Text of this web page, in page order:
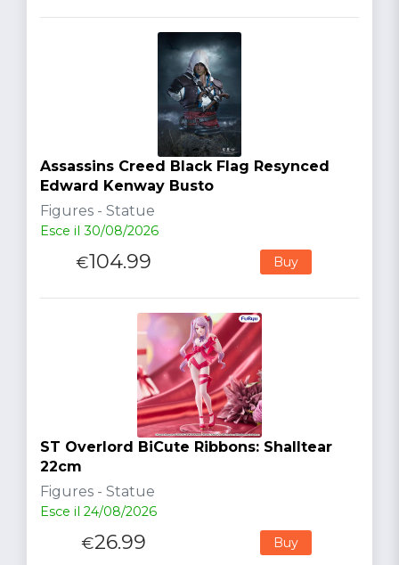
Assassins Creed Black Flag Resynced
Edward Kenway Busto
Figures - Statue
Esce il 30/08/2026
€104.99 Buy
ST Overlord BiCute Ribbons: Shalltear
22cm
Figures - Statue
Esce il 24/08/2026
€26.99 Buy